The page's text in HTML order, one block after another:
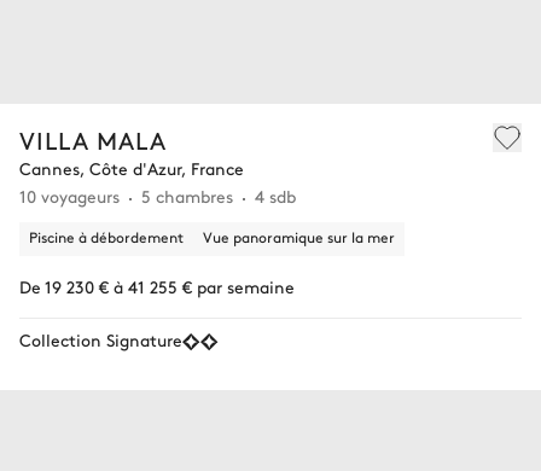
VILLA MALA
Cannes, Côte d'Azur, France
10 voyageurs
5 chambres 4 sdb
Piscine à débordement Vue panoramique sur la mer
De 19 230 € à 41 255 € par semaine
Collection Signature